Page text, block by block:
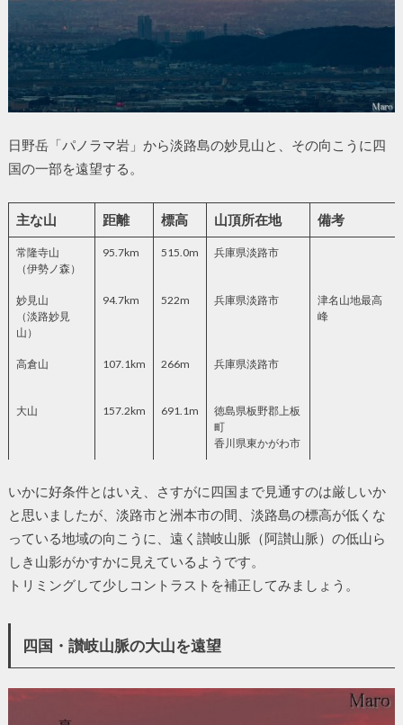
日野岳「パノラマ岩」から淡路島の妙見山と、その向こうに四
国の一部を遠望する。
主な山 距離 標高 山頂所在地 備考
常隆寺山
（伊勢ノ森）
95.7km 515.0m 兵庫県淡路市
妙見山
（淡路妙見
山）
94.7km 522m 兵庫県淡路市
津名山地最高
峰
高倉山 107.1km 266m 兵庫県淡路市
大山 157.2km 691.1m
徳島県板野郡上板
町
香川県東かがわ市
いかに好条件とはいえ、さすがに四国まで見通すのは厳しいか
と思いましたが、淡路市と洲本市の間、淡路島の標高が低くな
っている地域の向こうに、遠く讃岐山脈（阿讃山脈）の低山ら
しき山影がかすかに見えているようです。
トリミングして少しコントラストを補正してみましょう。
四国・讃岐山脈の大山を遠望